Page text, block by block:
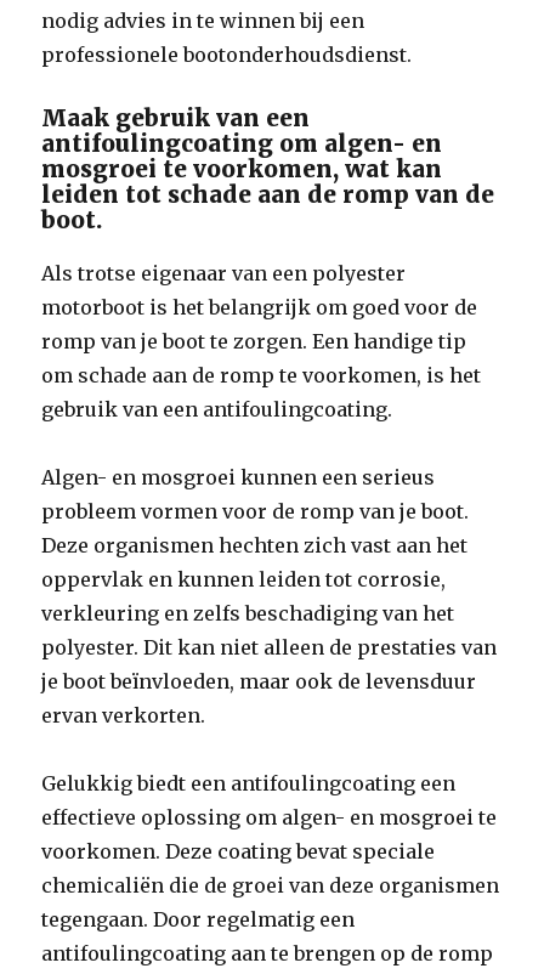
nodig advies in te winnen bij een
professionele bootonderhoudsdienst.
Maak gebruik van een
antifoulingcoating om algen- en
mosgroei te voorkomen, wat kan
leiden tot schade aan de romp van de
boot.
Als trotse eigenaar van een polyester
motorboot is het belangrijk om goed voor de
romp van je boot te zorgen. Een handige tip
om schade aan de romp te voorkomen, is het
gebruik van een antifoulingcoating.
Algen- en mosgroei kunnen een serieus
probleem vormen voor de romp van je boot.
Deze organismen hechten zich vast aan het
oppervlak en kunnen leiden tot corrosie,
verkleuring en zelfs beschadiging van het
polyester. Dit kan niet alleen de prestaties van
je boot beïnvloeden, maar ook de levensduur
ervan verkorten.
Gelukkig biedt een antifoulingcoating een
effectieve oplossing om algen- en mosgroei te
voorkomen. Deze coating bevat speciale
chemicaliën die de groei van deze organismen
tegengaan. Door regelmatig een
antifoulingcoating aan te brengen op de romp